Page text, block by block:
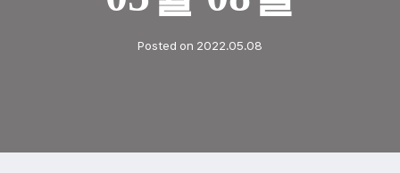
Posted on 2022.05.08